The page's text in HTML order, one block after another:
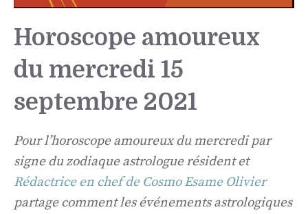
Horoscope amoureux
du mercredi 15
septembre 2021
Pour l’horoscope amoureux du mercredi par
signe du zodiaque astrologue résident et
Rédactrice en chef de Cosmo Esame Olivier
partage comment les événements astrologiques